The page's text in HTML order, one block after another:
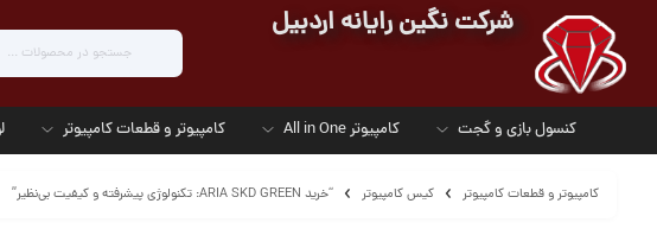
شرکت نگین رایانه اردبیل
کنسول بازی و گجت کامپیوتر All in One کامپیوتر و قطعات کامپیوتر
کامپیوتر و قطعات کامپیوتر کیس کامپیوتر “خرید ARIA SKD GREEN: تکنولوژی پیشرفته و کیفیت بی‌نظیر”